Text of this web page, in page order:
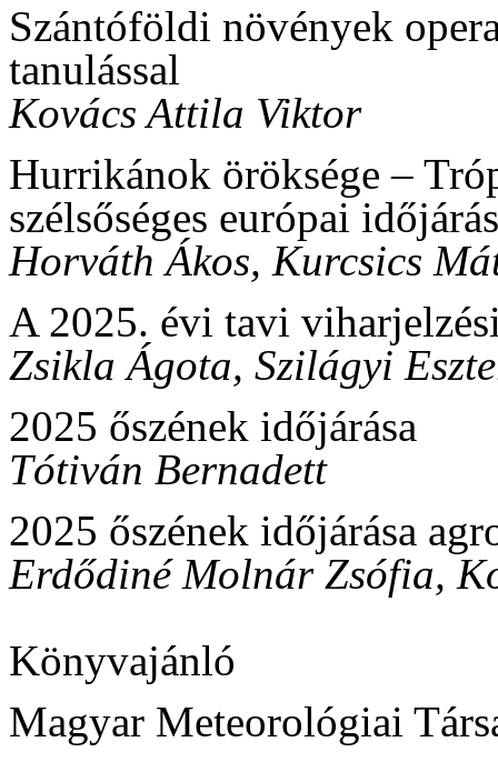
Szántóföldi növények
tanulással
Kovács Attila Viktor
Hurrikánok öröksége –
szélsőséges európai
Horváth Ákos, Kurcsics
A 2025. évi tavi
Zsikla Ágota, Szilágyi
2025 őszének időjárása
Tótiván Bernadett
2025 őszének időjárása
Erdődiné Molnár Zsófia,
Könyvajánló
Magyar Meteorológiai